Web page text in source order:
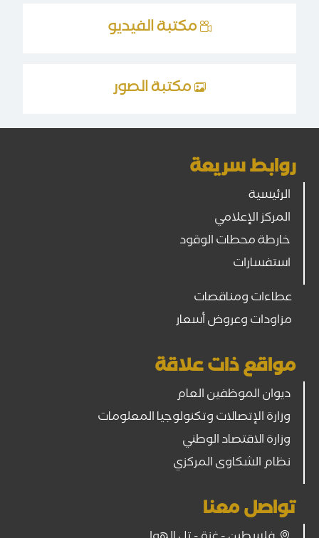
مكتبة الفيديو
مكتبة الصور
روابط سريعة
الرئيسية
المركز الإعلامي
خارطة محطات الوقود
استفسارات
عطاءات ومناقصات
مزاودات وعروض أسعار
مواقع ذات علاقة
ديوان الموظفين العام
وزارة الإتصالات وتكنولوجيا المعلومات
وزارة الاقتصاد الوطني
نظام الشكاوى المركزي
تواصل معنا